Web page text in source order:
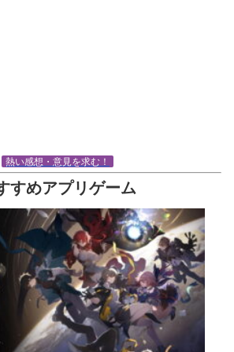
熱い感想・意見を求む！
すめアプリゲーム